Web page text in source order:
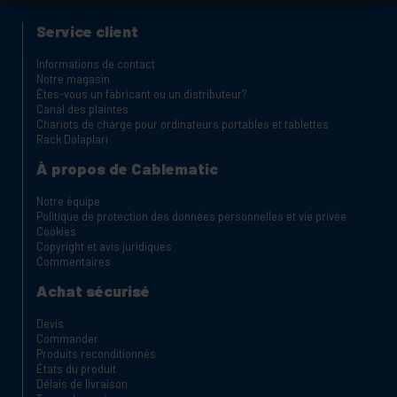
Service client
Informations de contact
Notre magasin
Êtes-vous un fabricant ou un distributeur?
Canal des plaintes
Chariots de charge pour ordinateurs portables et tablettes
Rack Dolapları
À propos de Cablematic
Notre équipe
Politique de protection des données personnelles et vie privée
Cookies
Copyright et avis juridiques
Commentaires
Achat sécurisé
Devis
Commander
Produits reconditionnés
États du produit
Délais de livraison